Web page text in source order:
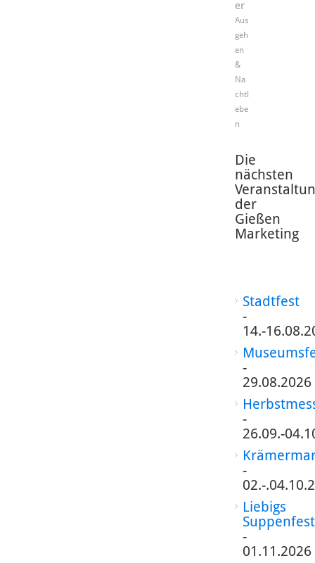
er
Aus
geh
en
&
Na
chtl
ebe
n
Die
nächsten
der
Gießen
Marketing
Stadtfest
-
14.-
-
29.08.2026
-
26.09.-
-
02.-
Liebigs
Suppenfest
-
01.11.2026